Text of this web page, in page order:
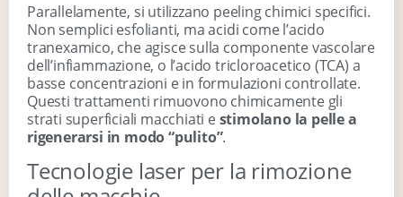
Parallelamente, si utilizzano peeling chimici specifici.
Non semplici esfolianti, ma acidi come l’acido
tranexamico, che agisce sulla componente vascolare
dell’infiammazione, o l’acido tricloroacetico (TCA) a
basse concentrazioni e in formulazioni controllate.
Questi trattamenti rimuovono chimicamente gli
strati superficiali macchiati estimolano la pelle a
rigenerarsi in modo “pulito”.
Tecnologie laser per la rimozione